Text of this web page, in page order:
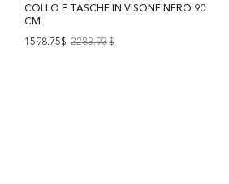
COLLO E TASCHE IN VISONE NERO 90
CM
1598.75$ 2283.93$